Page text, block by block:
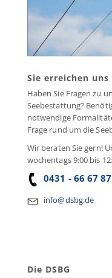
Sie erreichen
Haben Sie Fragen zu
Seebestattung?
notwendige
Frage rund um die
Wir beraten Sie gern!
wochentags 9:00 bis
0431 - 66 67
info@dsbg.de
Die DSBG